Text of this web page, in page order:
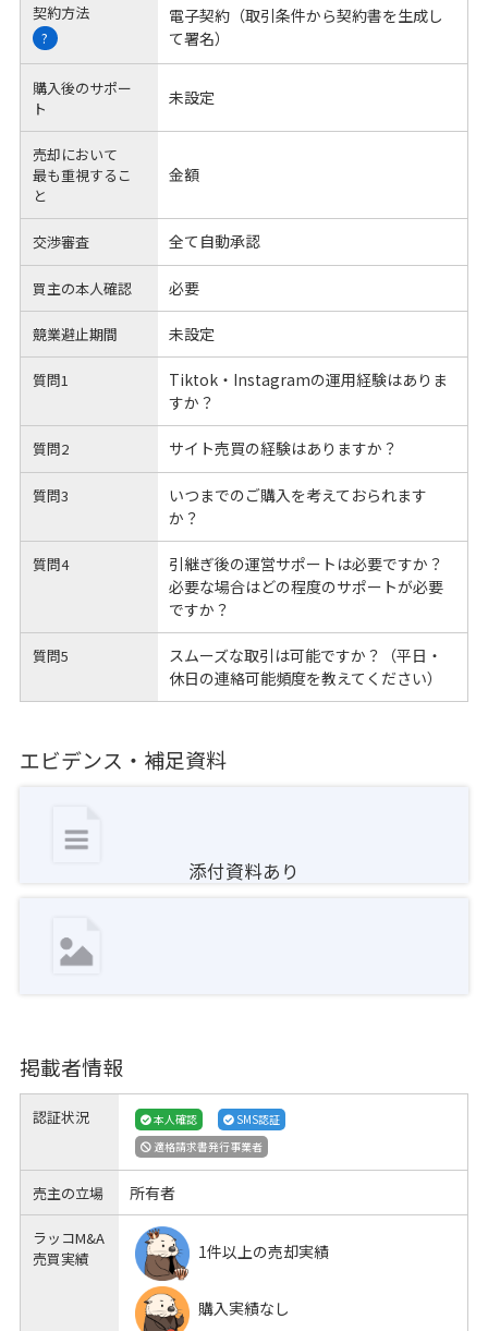
契約方法
?
電子契約（取引条件から契約書を生成し
て署名）
購入後のサポー
ト
未設定
売却において
最も重視するこ
と
金額
交渉審査 全て自動承認
買主の本人確認 必要
競業避止期間 未設定
質問1
Tiktok・Instagramの運用経験はありま
すか？
質問2 サイト売買の経験はありますか？
質問3
いつまでのご購入を考えておられます
か？
質問4
引継ぎ後の運営サポートは必要ですか？
必要な場合はどの程度のサポートが必要
ですか？
質問5
スムーズな取引は可能ですか？（平日・
休日の連絡可能頻度を教えてください）
エビデンス・補足資料
添付資料あり
掲載者情報
認証状況 本人確認
SMS認証
適格請求書発行事業者
売主の立場 所有者
ラッコM&A
売買実績
1件以上の売却実績
購入実績なし